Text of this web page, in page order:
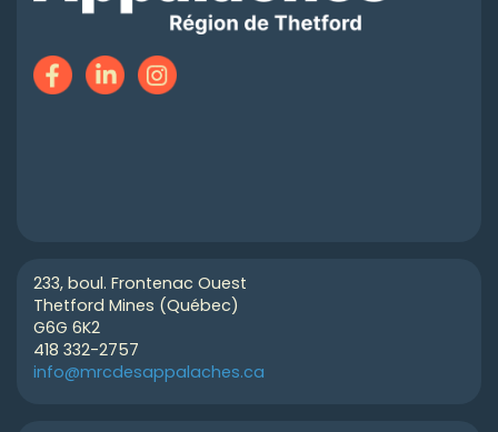
233, boul. Frontenac Ouest
Thetford Mines (Québec)
G6G 6K2
418 332-2757
info@mrcdesappalaches.ca